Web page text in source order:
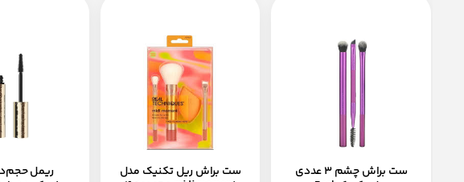
ست براش چشم 3 عددی
ست براش ریل تکنیک مدل
ریمل